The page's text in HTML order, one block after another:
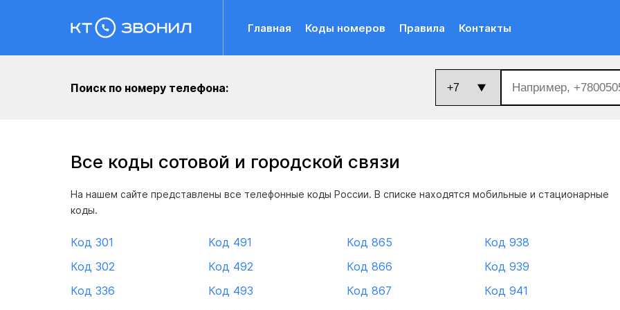
Главная Коды номеров Правила Контакты
Поиск по номеру телефона:
Все коды сотовой и городской связи
На нашем сайте представлены все телефонные коды России. В списке находятся мобильные и стационарные
коды.
Код 301
Код 302
Код 336
Код 491
Код 492
Код 493
Код 865
Код 866
Код 867
Код 938
Код 939
Код 941